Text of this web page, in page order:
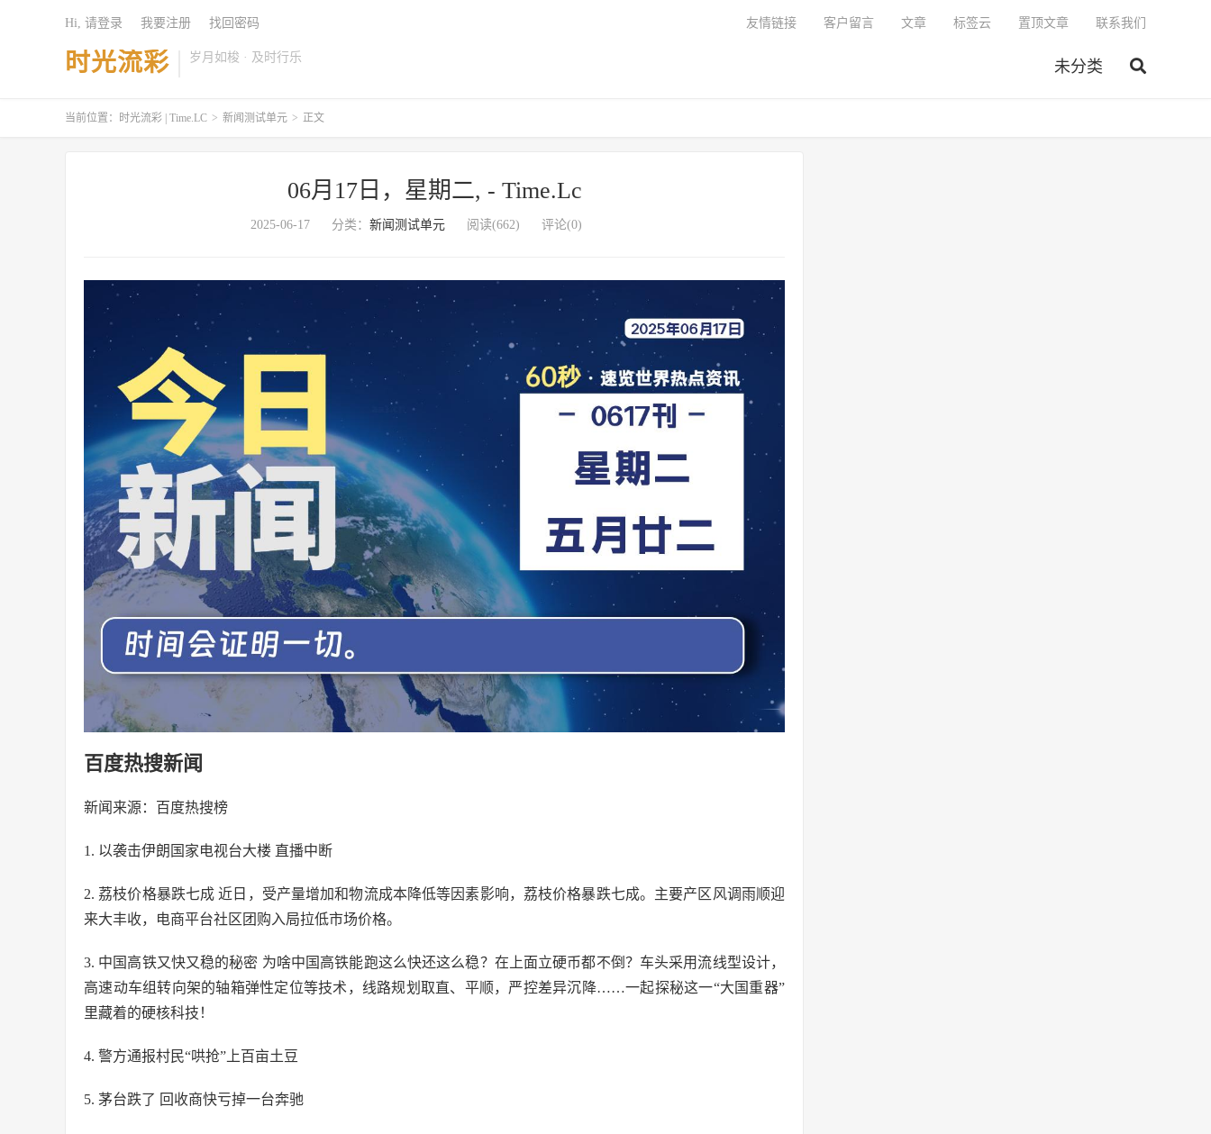
时光流彩 岁月如梭 · 及时行乐
未分类
友情链接 客户留言 文章 标签云 置顶文章 联系我们
Hi, 请登录 我要注册 找回密码
当前位置： 时光流彩 | Time.LC > 新闻测试单元 > 正文
06月17日，星期二, - Time.Lc
2025-06-17 分类： 新闻测试单元 阅读(662) 评论(0)
百度热搜新闻
新闻来源：百度热搜榜
1. 以袭击伊朗国家电视台大楼 直播中断
2. 荔枝价格暴跌七成 近日，受产量增加和物流成本降低等因素影响，荔枝价格暴跌七成。主要产区风调雨顺迎
来大丰收，电商平台社区团购入局拉低市场价格。
3. 中国高铁又快又稳的秘密 为啥中国高铁能跑这么快还这么稳？在上面立硬币都不倒？车头采用流线型设计，
高速动车组转向架的轴箱弹性定位等技术，线路规划取直、平顺，严控差异沉降……一起探秘这一“大国重器”
里藏着的硬核科技！
4. 警方通报村民“哄抢”上百亩土豆
5. 茅台跌了 回收商快亏掉一台奔驰